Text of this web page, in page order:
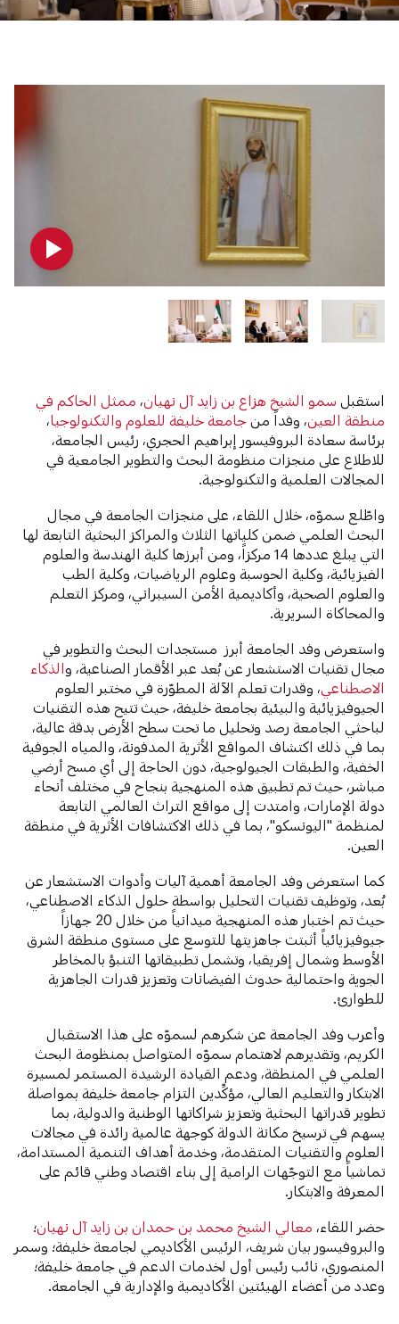
استقبل سمو الشيخ هزاع بن زايد آل نهيان، ممثل الحاكم في
منطقة العين، وفداً من جامعة خليفة للعلوم والتكنولوجيا،
برئاسة سعادة البروفيسور إبراهيم الحجري، رئيس الجامعة،
للاطلاع على منجزات منظومة البحث والتطوير الجامعية في
المجالات العلمية والتكنولوجية.
واطّلع سموّه، خلال اللقاء، على منجزات الجامعة في مجال
البحث العلمي ضمن كلياتها الثلاث والمراكز البحثية التابعة لها
التي يبلغ عددها 14 مركزاً، ومن أبرزها كلية الهندسة والعلوم
الفيزيائية، وكلية الحوسبة وعلوم الرياضيات، وكلية الطب
والعلوم الصحية، وأكاديمية الأمن السيبراني، ومركز التعلم
والمحاكاة السريرية.
واستعرض وفد الجامعة أبرز مستجدات البحث والتطوير في
مجال تقنيات الاستشعار عن بُعد عبر الأقمار الصناعية، والذكاء
الاصطناعي، وقدرات تعلم الآلة المطوّرة في مختبر العلوم
الجيوفيزيائية والبيئية بجامعة خليفة، حيث تتيح هذه التقنيات
لباحثي الجامعة رصد وتحليل ما تحت سطح الأرض بدقة عالية،
بما في ذلك اكتشاف المواقع الأثرية المدفونة، والمياه الجوفية
الخفية، والطبقات الجيولوجية، دون الحاجة إلى أي مسح أرضي
مباشر، حيث تم تطبيق هذه المنهجية بنجاح في مختلف أنحاء
دولة الإمارات، وامتدت إلى مواقع التراث العالمي التابعة
لمنظمة "اليونسكو"، بما في ذلك الاكتشافات الأثرية في منطقة
العين.
كما استعرض وفد الجامعة أهمية آليات وأدوات الاستشعار عن
بُعد، وتوظيف تقنيات التحليل بواسطة حلول الذكاء الاصطناعي،
حيث تم اختبار هذه المنهجية ميدانياً من خلال 20 جهازاً
جيوفيزيائياً أثبتت جاهزيتها للتوسع على مستوى منطقة الشرق
الأوسط وشمال إفريقيا، وتشمل تطبيقاتها التنبؤ بالمخاطر
الجوية واحتمالية حدوث الفيضانات وتعزيز قدرات الجاهزية
للطوارئ.
وأعرب وفد الجامعة عن شكرهم لسموّه على هذا الاستقبال
الكريم، وتقديرهم لاهتمام سموّه المتواصل بمنظومة البحث
العلمي في المنطقة، ودعم القيادة الرشيدة المستمر لمسيرة
الابتكار والتعليم العالي، مؤكِّدين التزام جامعة خليفة بمواصلة
تطوير قدراتها البحثية وتعزيز شراكاتها الوطنية والدولية، بما
يسهم في ترسيخ مكانة الدولة كوجهة عالمية رائدة في مجالات
العلوم والتقنيات المتقدمة، وخدمة أهداف التنمية المستدامة،
تماشياً مع التوجّهات الرامية إلى بناء اقتصاد وطني قائم على
المعرفة والابتكار.
حضر اللقاء، معالي الشيخ محمد بن حمدان بن زايد آل نهيان؛
والبروفيسور بيان شريف، الرئيس الأكاديمي لجامعة خليفة؛ وسمر
المنصوري، نائب رئيس أول لخدمات الدعم في جامعة خليفة؛
وعدد من أعضاء الهيئتين الأكاديمية والإدارية في الجامعة.